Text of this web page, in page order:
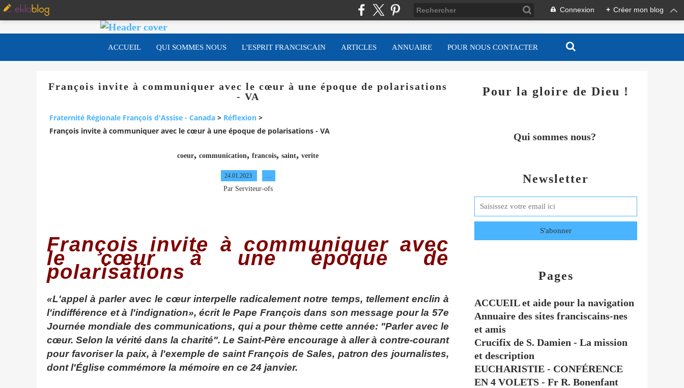
Connexion + Créer mon blog
ACCUEIL QUI SOMMES NOUS L'ESPRIT FRANCISCAIN ARTICLES ANNUAIRE POUR NOUS CONTACTER
François invite à communiquer avec le cœur à une époque de polarisations
- VA
Fraternité Régionale François d'Assise - Canada > Réflexion >
François invite à communiquer avec le cœur à une époque de polarisations - VA
coeur, communication, francois, saint, verite
24.01.2023
Par Serviteur-ofs
François invite à communiquer avec
le cœur à une époque de
polarisations
«L'appel à parler avec le cœur interpelle radicalement notre temps, tellement enclin à
l'indifférence et à l'indignation», écrit le Pape François dans son message pour la 57e
Journée mondiale des communications, qui a pour thème cette année: "Parler avec le
cœur. Selon la vérité dans la charité". Le Saint-Père encourage à aller à contre-courant
pour favoriser la paix, à l'exemple de saint François de Sales, patron des journalistes,
dont l'Église commémore la mémoire en ce 24 janvier.
Newsletter
Pages
ACCUEIL et aide pour la navigation
Annuaire des sites franciscains-nes
et amis
Crucifix de S. Damien - La mission
et description
EUCHARISTIE - CONFÉRENCE
EN 4 VOLETS - Fr R. Bonenfant
Pour la gloire de Dieu !
Qui sommes nous?